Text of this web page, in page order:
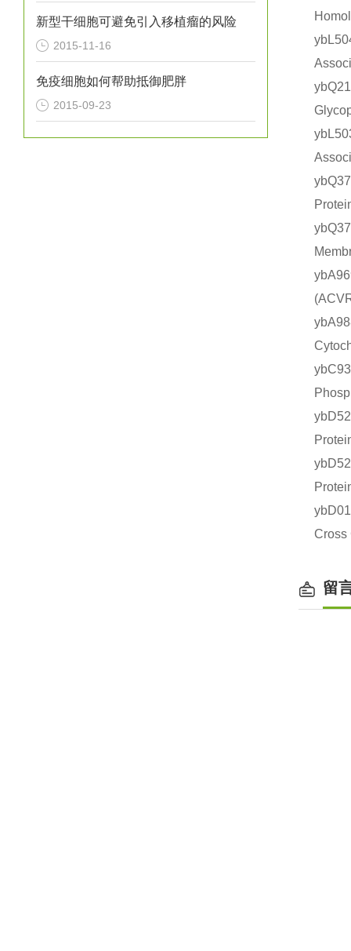
新型干细胞可避免引入移植瘤的风险
2015-11-16
免疫细胞如何帮助抵御肥胖
2015-09-23
留